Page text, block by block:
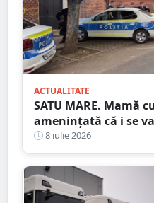
ACTUALITATE
SATU MARE. Mamă
amenințată că i se
Agresorul: ”Acum
8 iulie 2026